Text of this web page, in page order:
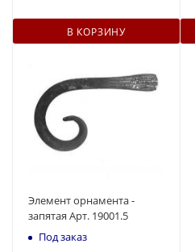
В КОРЗИНУ
Элемент орнамента -
запятая Арт. 19001.5
Под заказ